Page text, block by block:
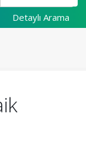
Detaylı Arama